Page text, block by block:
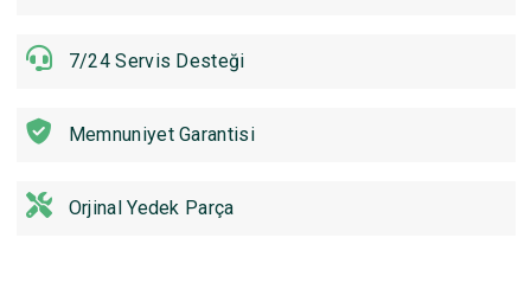
7/24 Servis Desteği
Memnuniyet Garantisi
Orjinal Yedek Parça